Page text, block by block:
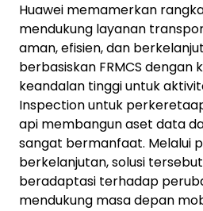
Huawei memamerkan
mendukung layanan
aman, efisien, dan
berbasiskan FRMCS
keandalan tinggi untuk
Inspection untuk
api membangun aset data
sangat bermanfaat. Melalui
berkelanjutan, solusi
beradaptasi terhadap
mendukung masa depan